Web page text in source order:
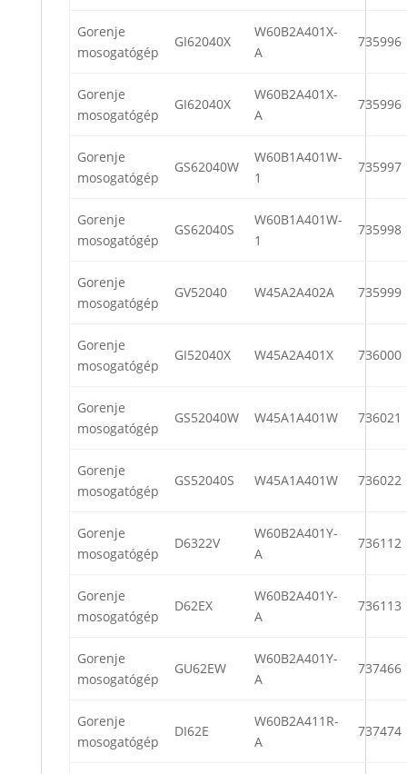
Gorenje
mosogatógép
GI62040X
W60B2A401X-
A
735996
Gorenje
mosogatógép
GI62040X
W60B2A401X-
A
735996
Gorenje
mosogatógép
GS62040W
W60B1A401W-
1
735997
Gorenje
mosogatógép
GS62040S
W60B1A401W-
1
735998
Gorenje
mosogatógép
GV52040 W45A2A402A 735999
Gorenje
mosogatógép
GI52040X W45A2A401X 736000
Gorenje
mosogatógép
GS52040W W45A1A401W 736021
Gorenje
mosogatógép
GS52040S W45A1A401W 736022
Gorenje
mosogatógép
D6322V
W60B2A401Y-
A
736112
Gorenje
mosogatógép
D62EX
W60B2A401Y-
A
736113
Gorenje
mosogatógép
GU62EW
W60B2A401Y-
A
737466
Gorenje
mosogatógép
DI62E
W60B2A411R-
A
737474